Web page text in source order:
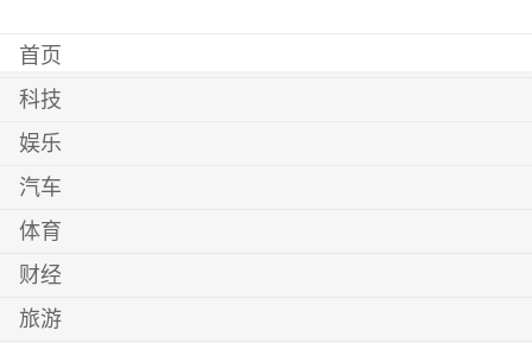
首页
科技
娱乐
汽车
体育
财经
旅游